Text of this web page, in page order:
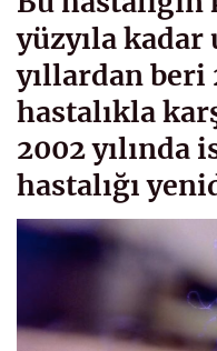
yüzyıla kadar
yıllardan beri
hastalıkla
2002 yılında
hastalığı